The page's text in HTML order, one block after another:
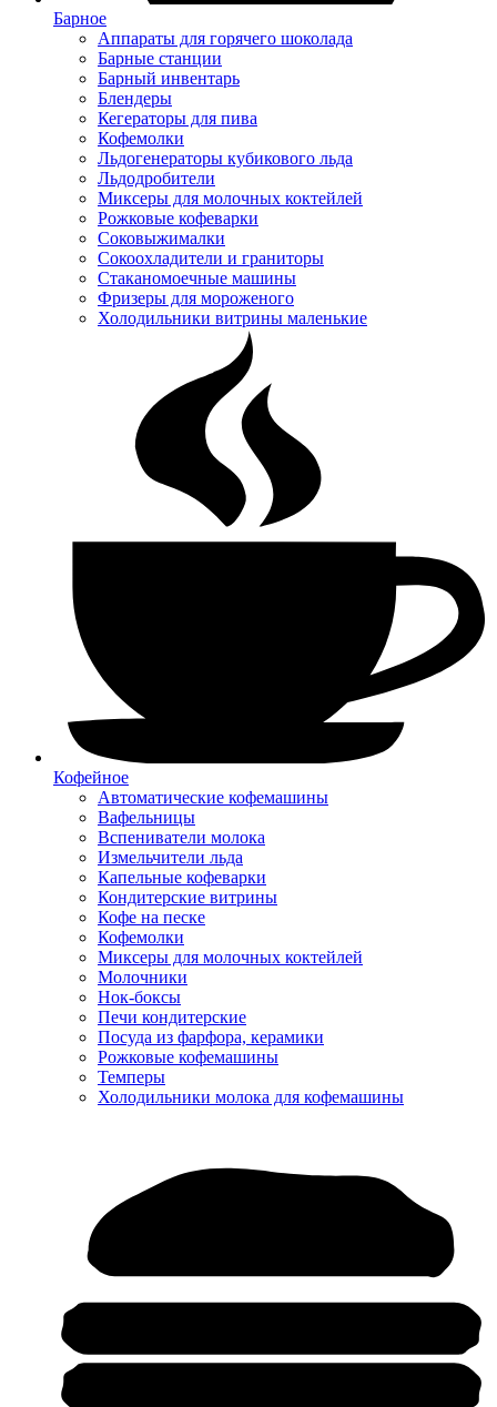
Барное
Аппараты для горячего шоколада
Барные станции
Барный инвентарь
Блендеры
Кегераторы для пива
Кофемолки
Льдогенераторы кубикового льда
Льдодробители
Миксеры для молочных коктейлей
Рожковые кофеварки
Соковыжималки
Сокоохладители и граниторы
Стаканомоечные машины
Фризеры для мороженого
Холодильники витрины маленькие
Кофейное
Автоматические кофемашины
Вафельницы
Вспениватели молока
Измельчители льда
Капельные кофеварки
Кондитерские витрины
Кофе на песке
Кофемолки
Миксеры для молочных коктейлей
Молочники
Нок-боксы
Печи кондитерские
Посуда из фарфора, керамики
Рожковые кофемашины
Темперы
Холодильники молока для кофемашины